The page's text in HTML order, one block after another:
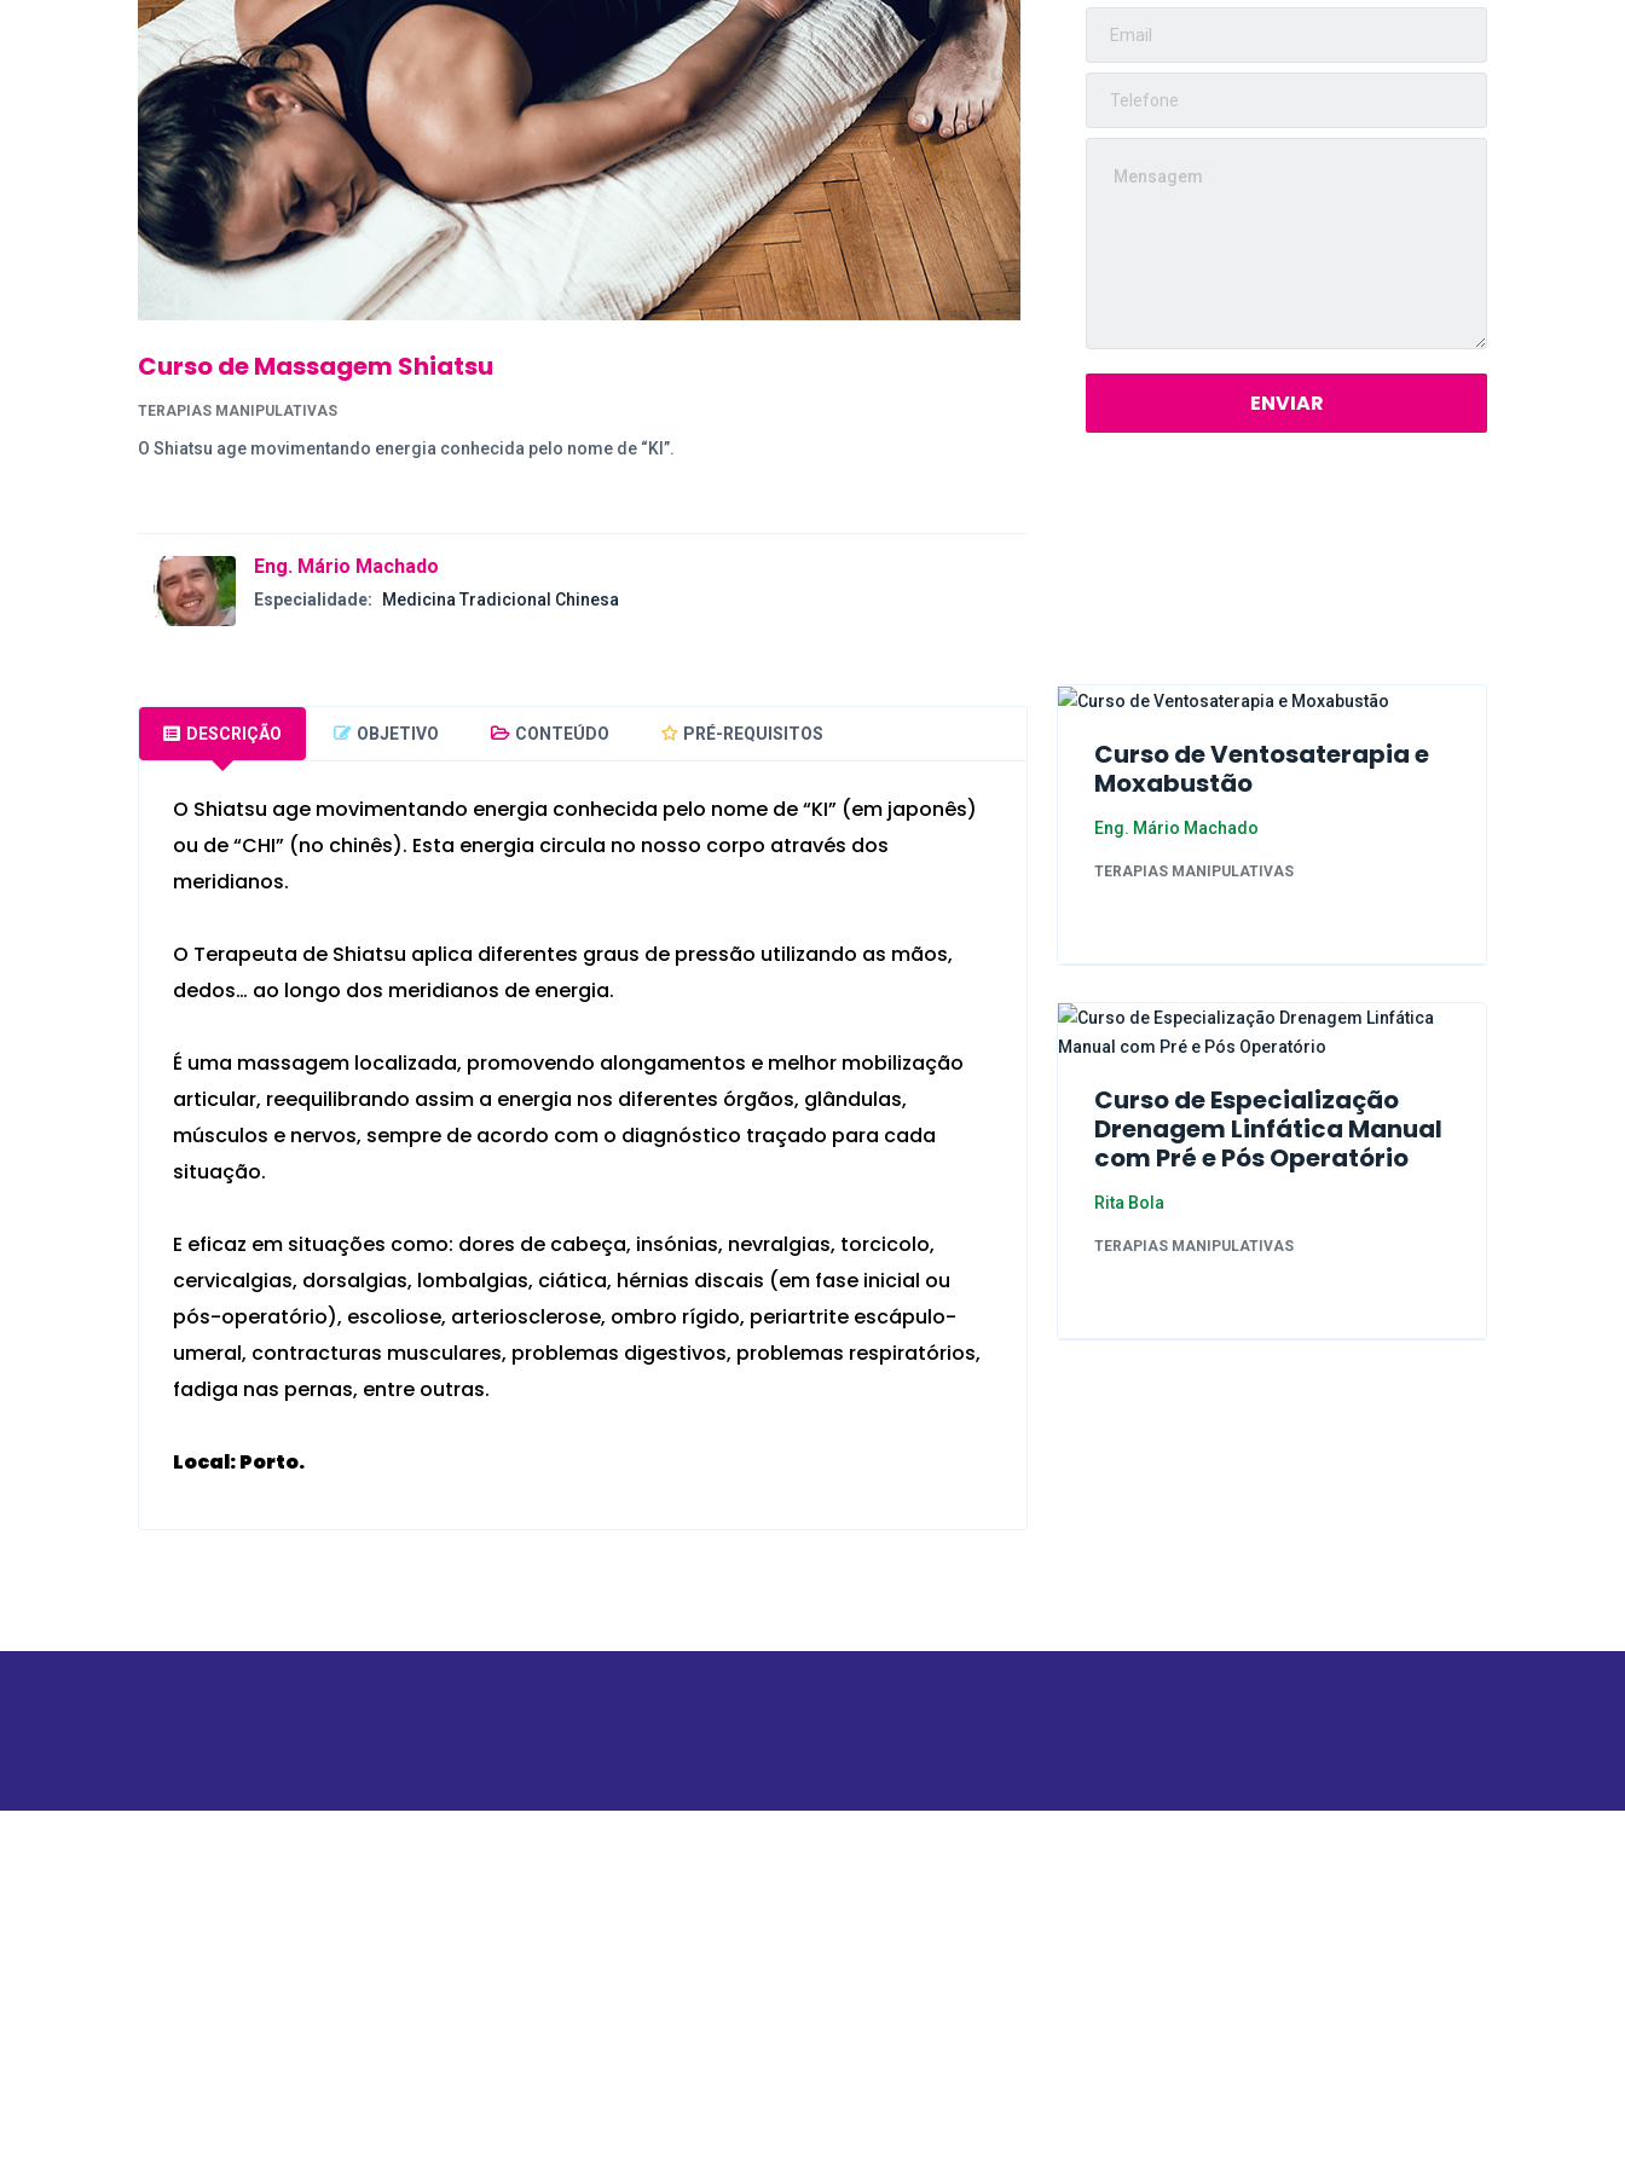
Curso de Massagem Shiatsu
TERAPIAS MANIPULATIVAS
O Shiatsu age movimentando energia conhecida pelo nome de “KI”.
Eng. Mário Machado
Especialidade: Medicina Tradicional Chinesa
DESCRIÇÃO OBJETIVO CONTEÚDO PRÉ-REQUISITOS
O Shiatsu age movimentando energia conhecida pelo nome de “KI” (em japonês)
ou de “CHI” (no chinês). Esta energia circula no nosso corpo através dos
meridianos.
O Terapeuta de Shiatsu aplica diferentes graus de pressão utilizando as mãos,
dedos… ao longo dos meridianos de energia.
É uma massagem localizada, promovendo alongamentos e melhor mobilização
articular, reequilibrando assim a energia nos diferentes órgãos, glândulas,
músculos e nervos, sempre de acordo com o diagnóstico traçado para cada
situação.
E eficaz em situações como: dores de cabeça, insónias, nevralgias, torcicolo,
cervicalgias, dorsalgias, lombalgias, ciática, hérnias discais (em fase inicial ou
pós-operatório), escoliose, arteriosclerose, ombro rígido, periartrite escápulo-
umeral, contracturas musculares, problemas digestivos, problemas respiratórios,
fadiga nas pernas, entre outras.
Local: Porto.
ENVIAR
Curso de Ventosaterapia e
Moxabustão
Eng. Mário Machado
TERAPIAS MANIPULATIVAS
Curso de Especialização
Drenagem Linfática Manual
com Pré e Pós Operatório
Rita Bola
TERAPIAS MANIPULATIVAS